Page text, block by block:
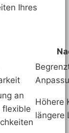
Ihres
an
flexible
Höhere
längere